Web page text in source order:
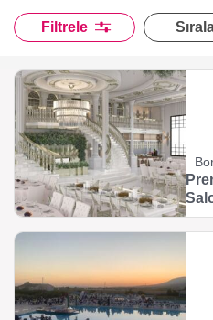
Filtrele